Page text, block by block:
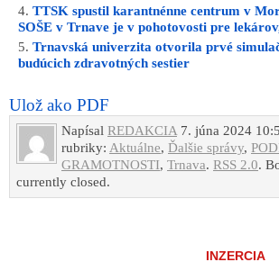
TTSK spustil karantnénne centrum v
SOŠE v Trnave je v pohotovosti pre
Trnavská univerzita otvorila prvé
budúcich zdravotných sestier
Ulož ako PDF
Napísal REDAKCIA7. júna 2024
rubriky: Aktuálne, Ďalšie správy,
GRAMOTNOSTI, Trnava. RSS 2.0.
currently closed.
INZERCIA